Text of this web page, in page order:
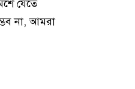
যেতে
না, আমরা